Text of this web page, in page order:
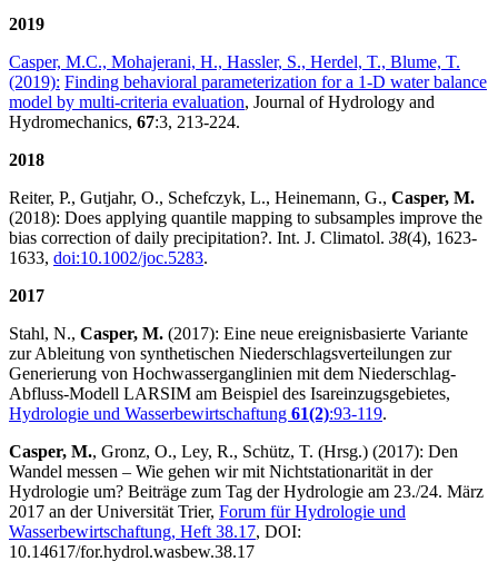
2019
Casper, M.C., Mohajerani, H., Hassler, S., Herdel, T., Blume, T.
(2019): Finding behavioral parameterization for a 1-D water balance
model by multi-criteria evaluation, Journal of Hydrology and
Hydromechanics, 67:3, 213-224.
2018
Reiter, P., Gutjahr, O., Schefczyk, L., Heinemann, G., Casper, M.
(2018): Does applying quantile mapping to subsamples improve the
bias correction of daily precipitation?. Int. J. Climatol. 38(4), 1623-
1633, doi:10.1002/joc.5283.
2017
Stahl, N., Casper, M. (2017): Eine neue ereignisbasierte Variante
zur Ableitung von synthetischen Niederschlagsverteilungen zur
Generierung von Hochwasserganglinien mit dem Niederschlag-
Abfluss-Modell LARSIM am Beispiel des Isareinzugsgebietes,
Hydrologie und Wasserbewirtschaftung 61(2):93-119.
Casper, M., Gronz, O., Ley, R., Schütz, T. (Hrsg.) (2017): Den
Wandel messen ‒ Wie gehen wir mit Nichtstationarität in der
Hydrologie um? Beiträge zum Tag der Hydrologie am 23./24. März
2017 an der Universität Trier, Forum für Hydrologie und
Wasserbewirtschaftung, Heft 38.17, DOI:
10.14617/for.hydrol.wasbew.38.17